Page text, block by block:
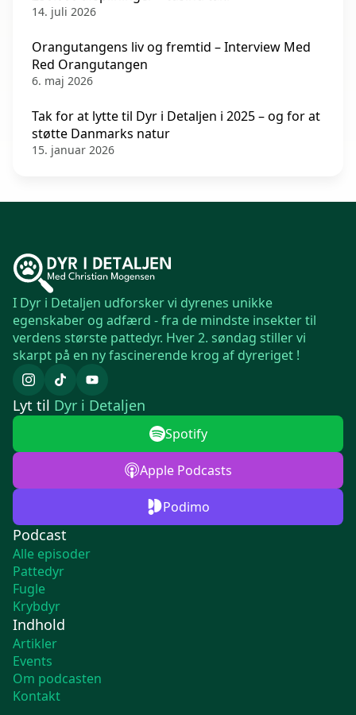
14. juli 2026
Orangutangens liv og fremtid – Interview Med
Red Orangutangen
6. maj 2026
Tak for at lytte til Dyr i Detaljen i 2025 – og for at
støtte Danmarks natur
15. januar 2026
I Dyr i Detaljen udforsker vi dyrenes unikke
egenskaber og adfærd - fra de mindste insekter til
verdens største pattedyr. Hver 2. søndag stiller vi
skarpt på en ny fascinerende krog af dyreriget !
Podcast
Alle episoder
Pattedyr
Fugle
Krybdyr
Indhold
Artikler
Events
Om podcasten
Kontakt
Lyt til Dyr i Detaljen
Spotify
Apple Podcasts
Podimo